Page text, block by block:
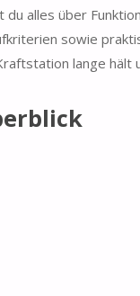
alles über
sowie
lange